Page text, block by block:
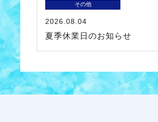
その他
2026.08.04
夏季休業日のお知らせ